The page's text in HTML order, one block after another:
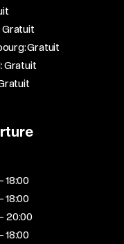
Gratuit
Gratuit
Gratuit
18:00
18:00
20:00
18:00